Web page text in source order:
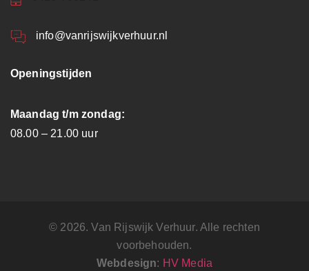
info@vanrijswijkverhuur.nl
Openingstijden
Maandag t/m zondag:
08.00 – 21.00 uur
© 2026. Van Rijswijk Verhuur. Alle rechten
voorbehouden.
Webdesign: HV Media